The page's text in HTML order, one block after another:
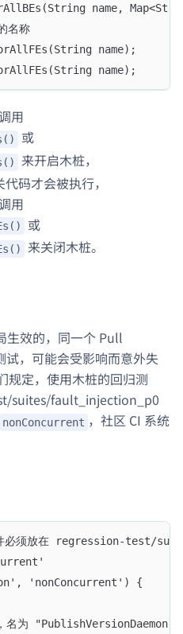
name,
名称
name);
name);
用
或
来开启木桩，
码才会被执行，
用
或
来关闭木桩。
生效的，同一个 Pull
，可能会受影响而意外失
规定，使用木桩的回归测
suites/fault_injection_p0
nonConcurrent ，社区 CI 系统
必须放在 regression-test/
'nonConcurrent') {
名为